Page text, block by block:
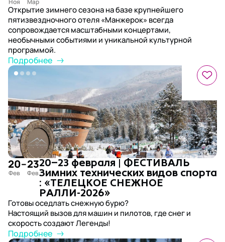
Открытие зимнего сезона на базе крупнейшего
пятизвездночного отеля «Манжерок» всегда
сопровождается масштабными концертами,
необычными событиями и уникальной культурной
программой.
Подробнее
20–2320–23 февраля | ФЕСТИВАЛЬ
Зимних технических видов спорта
: «ТЕЛЕЦКОЕ СНЕЖНОЕ
РАЛЛИ-2026»
Готовы оседлать снежную бурю?
Настоящий вызов для машин и пилотов, где снег и
скорость создают Легенды!
Подробнее